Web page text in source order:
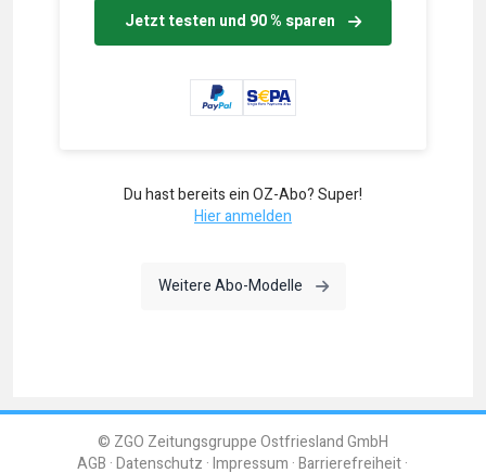
Jetzt testen und 90 % sparen
Du hast bereits ein OZ-Abo? Super!
Hier anmelden
Weitere Abo-Modelle
© ZGO Zeitungsgruppe Ostfriesland GmbH
AGB Datenschutz Impressum Barrierefreiheit